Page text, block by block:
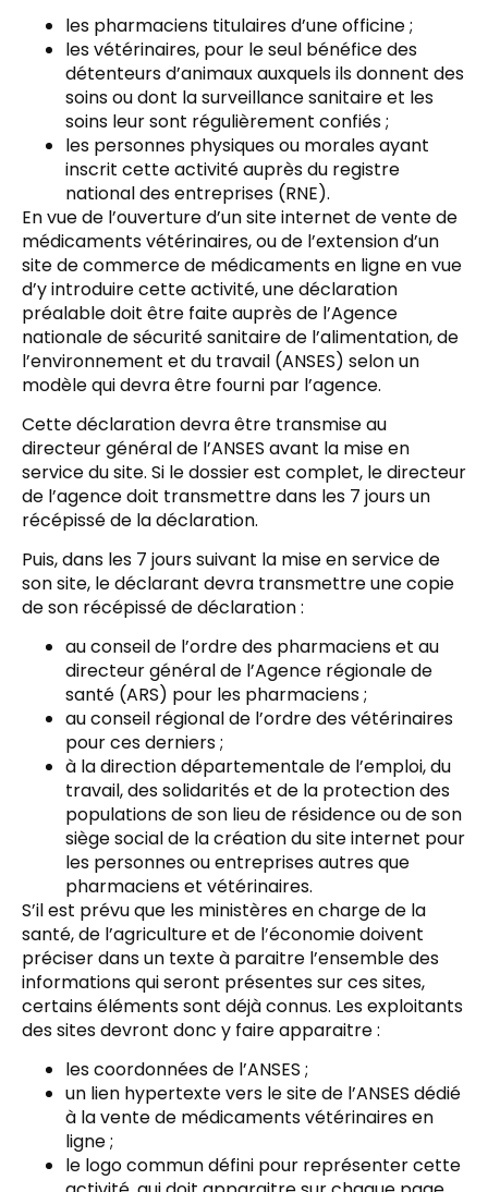
les pharmaciens titulaires d’une officine ;
les vétérinaires, pour le seul bénéfice des
détenteurs d’animaux auxquels ils donnent des
soins ou dont la surveillance sanitaire et les
soins leur sont régulièrement confiés ;
les personnes physiques ou morales ayant
inscrit cette activité auprès du registre
national des entreprises (RNE).
En vue de l’ouverture d’un site internet de vente de
médicaments vétérinaires, ou de l’extension d’un
site de commerce de médicaments en ligne en vue
d’y introduire cette activité, une déclaration
préalable doit être faite auprès de l’Agence
nationale de sécurité sanitaire de l’alimentation, de
l’environnement et du travail (ANSES) selon un
modèle qui devra être fourni par l’agence.
Cette déclaration devra être transmise au
directeur général de l’ANSES avant la mise en
service du site. Si le dossier est complet, le directeur
de l’agence doit transmettre dans les 7 jours un
récépissé de la déclaration.
Puis, dans les 7 jours suivant la mise en service de
son site, le déclarant devra transmettre une copie
de son récépissé de déclaration :
au conseil de l’ordre des pharmaciens et au
directeur général de l’Agence régionale de
santé (ARS) pour les pharmaciens ;
au conseil régional de l’ordre des vétérinaires
pour ces derniers ;
à la direction départementale de l’emploi, du
travail, des solidarités et de la protection des
populations de son lieu de résidence ou de son
siège social de la création du site internet pour
les personnes ou entreprises autres que
pharmaciens et vétérinaires.
S’il est prévu que les ministères en charge de la
santé, de l’agriculture et de l’économie doivent
préciser dans un texte à paraitre l’ensemble des
informations qui seront présentes sur ces sites,
certains éléments sont déjà connus. Les exploitants
des sites devront donc y faire apparaitre :
les coordonnées de l’ANSES ;
un lien hypertexte vers le site de l’ANSES dédié
à la vente de médicaments vétérinaires en
ligne ;
le logo commun défini pour représenter cette